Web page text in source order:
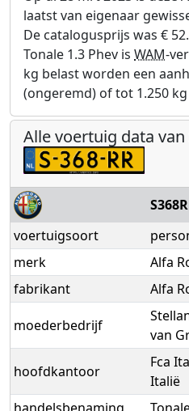
laatst van eigenaar
De catalogusprijs was €
Tonale 1.3 Phev is WAM-
kg belast worden een
(ongeremd) of tot 1.250
Alle voertuig data van
voertuigsoort
merk
Alfa
fabrikant
Alfa
moederbedrijf
van
hoofdkantoor
Fca
Italië